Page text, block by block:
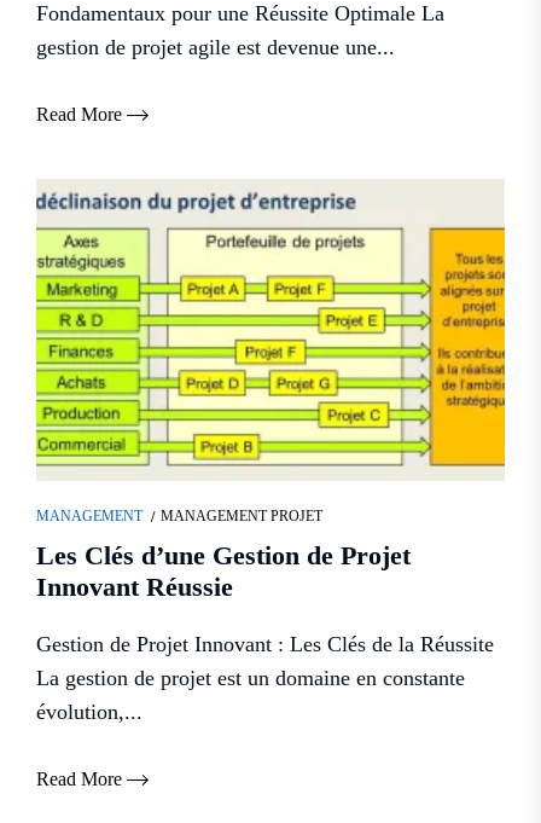
Fondamentaux pour une Réussite Optimale La
gestion de projet agile est devenue une...
Read More
MANAGEMENT MANAGEMENT PROJET
Les Clés d’une Gestion de Projet
Innovant Réussie
Gestion de Projet Innovant : Les Clés de la Réussite
La gestion de projet est un domaine en constante
évolution,...
Read More